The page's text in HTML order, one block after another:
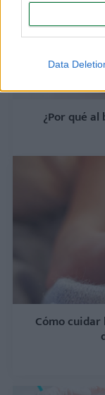
Data
¿Por qué
Cómo